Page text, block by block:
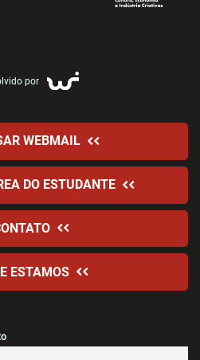
por
WEBMAIL
DO ESTUDANTE
ESTAMOS